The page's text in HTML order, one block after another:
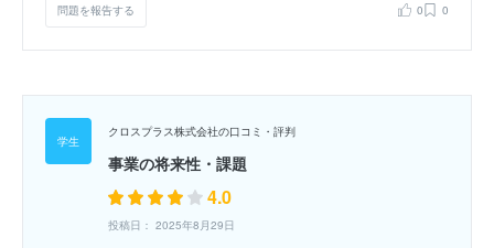
問題を報告する 0 0
クロスプラス株式会社の口コミ・評判
事業の将来性・課題
4.0
投稿日： 2025年8月29日